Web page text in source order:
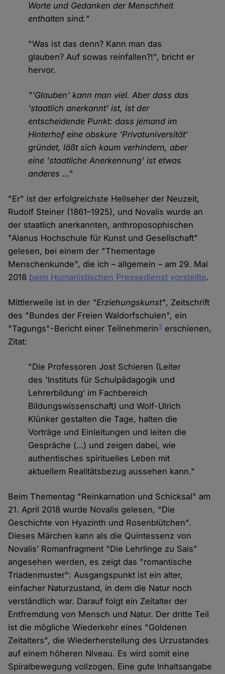
Worte und Gedanken der Menschheit
enthalten sind."
"Was ist das denn? Kann man das
glauben? Auf sowas reinfallen?!", bricht er
hervor.
"'Glauben' kann man viel. Aber dass das
'staatlich anerkannt' ist, ist der
entscheidende Punkt: dass jemand im
Hinterhof eine obskure 'Privatuniversität'
gründet, läßt sich kaum verhindern, aber
eine 'staatliche Anerkennung' ist etwas
anderes …"
"Er" ist der erfolgreichste Hellseher der Neuzeit,
Rudolf Steiner (1861–1925), und Novalis wurde an
der staatlich anerkannten, anthroposophischen
"Alanus Hochschule für Kunst und Gesellschaft"
gelesen, bei einem der "Thementage
Menschenkunde", die ich – allgemein – am 29. Mai
2018 beim Humanistischen Pressedienst vorstellte.
Mittlerweile ist in der "Erziehungskunst", Zeitschrift
des "Bundes der Freien Waldorfschulen", ein
"Tagungs"-Bericht einer Teilnehmerin3 erschienen,
Zitat:
"Die Professoren Jost Schieren (Leiter
des 'Instituts für Schulpädagogik und
Lehrerbildung’ im Fachbereich
Bildungswissenschaft) und Wolf-Ulrich
Klünker gestalten die Tage, halten die
Vorträge und Einleitungen und leiten die
Gespräche (…) und zeigen dabei, wie
authentisches spirituelles Leben mit
aktuellem Realitätsbezug aussehen kann."
Beim Thementag "Reinkarnation und Schicksal" am
21. April 2018 wurde Novalis gelesen, "Die
Geschichte von Hyazinth und Rosenblütchen".
Dieses Märchen kann als die Quintessenz von
Novalis’ Romanfragment "Die Lehrlinge zu Sais"
angesehen werden, es zeigt das "romantische
Triadenmuster": Ausgangspunkt ist ein alter,
einfacher Naturzustand, in dem die Natur noch
verständlich war. Darauf folgt ein Zeitalter der
Entfremdung von Mensch und Natur. Der dritte Teil
ist die mögliche Wiederkehr eines "Goldenen
Zeitalters", die Wiederherstellung des Urzustandes
auf einem höheren Niveau. Es wird somit eine
Spiralbewegung vollzogen. Eine gute Inhaltsangabe